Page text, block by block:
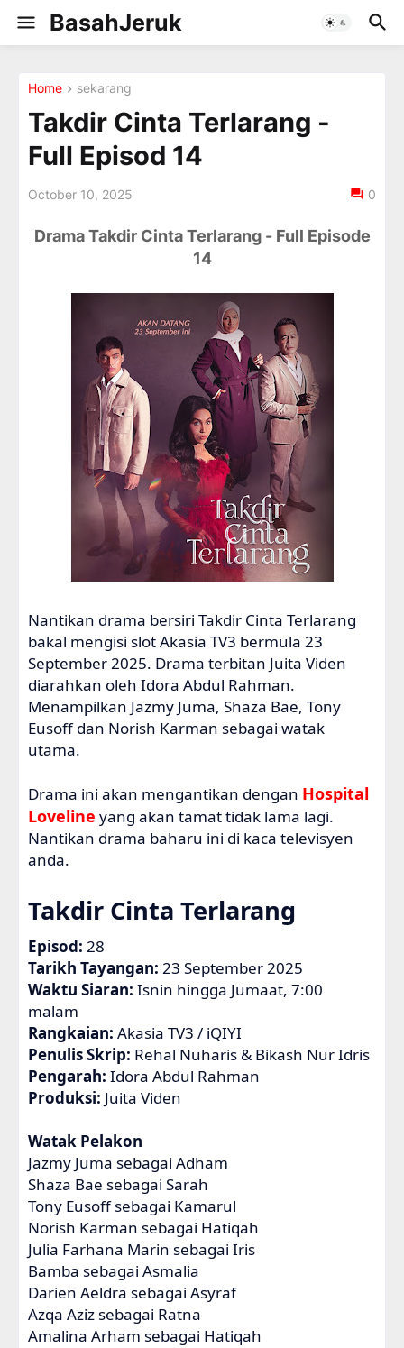
BasahJeruk
Home sekarang
Takdir Cinta Terlarang -
Full Episod 14
October 10, 2025 0
Drama Takdir Cinta Terlarang - Full Episode
14
Nantikan drama bersiri Takdir Cinta Terlarang
bakal mengisi slot Akasia TV3 bermula 23
September 2025. Drama terbitan Juita Viden
diarahkan oleh Idora Abdul Rahman.
Menampilkan Jazmy Juma, Shaza Bae, Tony
Eusoff dan Norish Karman sebagai watak
utama.
Drama ini akan mengantikan dengan Hospital
Loveline yang akan tamat tidak lama lagi.
Nantikan drama baharu ini di kaca televisyen
anda.
Takdir Cinta Terlarang
Episod: 28
Tarikh Tayangan: 23 September 2025
Waktu Siaran: Isnin hingga Jumaat, 7:00
malam
Rangkaian: Akasia TV3 / iQIYI
Penulis Skrip: Rehal Nuharis & Bikash Nur Idris
Pengarah: Idora Abdul Rahman
Produksi: Juita Viden
Watak Pelakon
Jazmy Juma sebagai Adham
Shaza Bae sebagai Sarah
Tony Eusoff sebagai Kamarul
Norish Karman sebagai Hatiqah
Julia Farhana Marin sebagai Iris
Bamba sebagai Asmalia
Darien Aeldra sebagai Asyraf
Azqa Aziz sebagai Ratna
Amalina Arham sebagai Hatiqah